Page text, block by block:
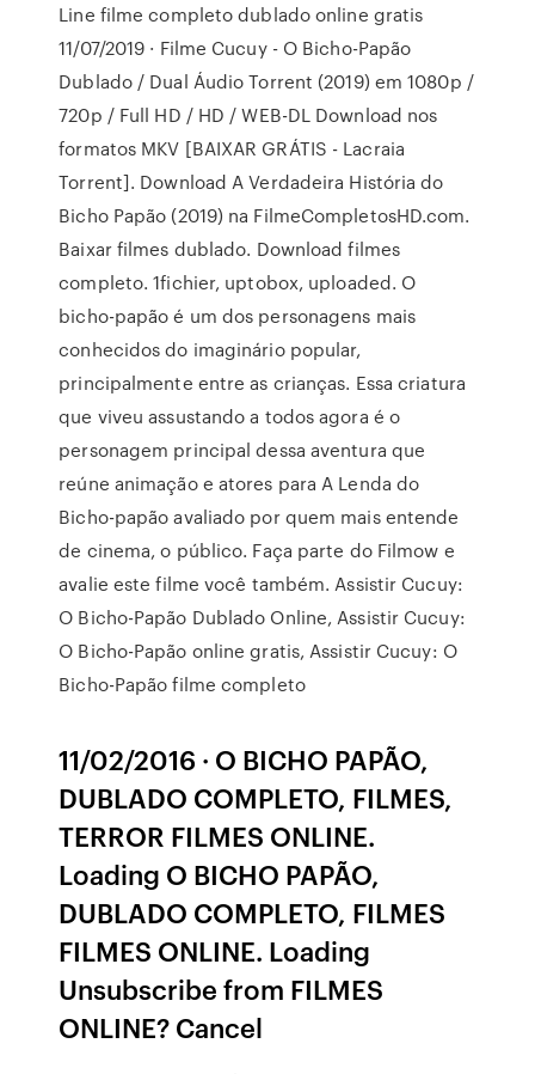
Line filme completo dublado online gratis
11/07/2019 · Filme Cucuy - O Bicho-Papão
Dublado / Dual Áudio Torrent (2019) em 1080p /
720p / Full HD / HD / WEB-DL Download nos
formatos MKV [BAIXAR GRÁTIS - Lacraia
Torrent]. Download A Verdadeira História do
Bicho Papão (2019) na FilmeCompletosHD.com.
Baixar filmes dublado. Download filmes
completo. 1fichier, uptobox, uploaded. O
bicho-papão é um dos personagens mais
conhecidos do imaginário popular,
principalmente entre as crianças. Essa criatura
que viveu assustando a todos agora é o
personagem principal dessa aventura que
reúne animação e atores para A Lenda do
Bicho-papão avaliado por quem mais entende
de cinema, o público. Faça parte do Filmow e
avalie este filme você também. Assistir Cucuy:
O Bicho-Papão Dublado Online, Assistir Cucuy:
O Bicho-Papão online gratis, Assistir Cucuy: O
Bicho-Papão filme completo
11/02/2016 · O BICHO PAPÃO,
DUBLADO COMPLETO, FILMES,
TERROR FILMES ONLINE.
Loading O BICHO PAPÃO,
DUBLADO COMPLETO, FILMES
FILMES ONLINE. Loading
Unsubscribe from FILMES
ONLINE? Cancel